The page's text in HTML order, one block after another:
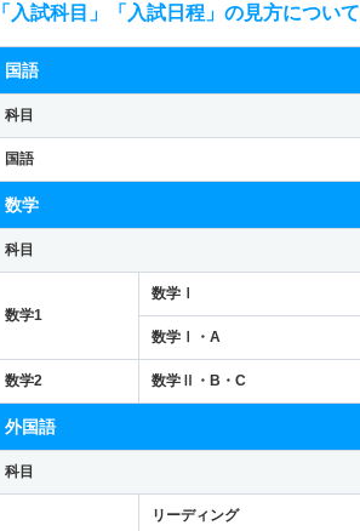
「入試科目」「入試日程」の見方について
国語
科目
国語
数学
科目
数学1
数学Ⅰ
数学Ⅰ・A
数学2 数学Ⅱ・B・C
外国語
科目
リーディング